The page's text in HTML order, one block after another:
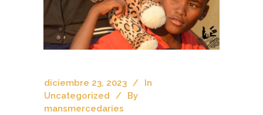
diciembre 23, 2023
In
Uncategorized
By
mansmercedaries